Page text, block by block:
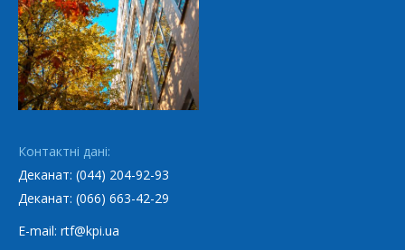
Контактні дані:
Деканат: (044) 204-92-93
Деканат: (066) 663-42-29
E-mail: rtf@kpi.ua